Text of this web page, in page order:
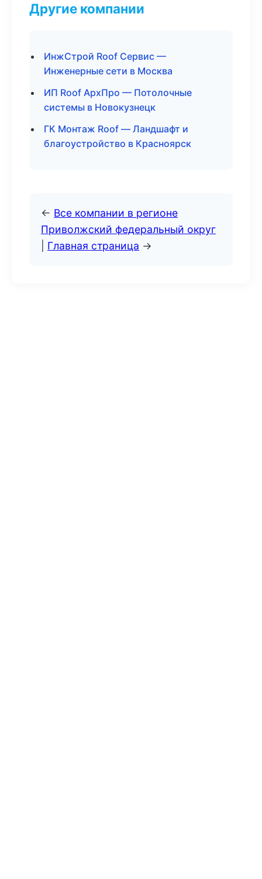
Другие компании
ИнжСтрой Roof Сервис —
Инженерные сети в Москва
ИП Roof АрхПро — Потолочные
системы в Новокузнецк
ГК Монтаж Roof — Ландшафт и
благоустройство в Красноярск
← Все компании в регионе
Приволжский федеральный округ
Главная страница →